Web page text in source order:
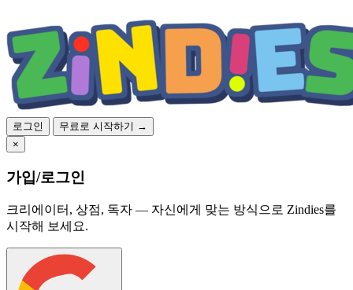
로그인
무료로 시작하기 →
×
가입/로그인
크리에이터, 상점, 독자 — 자신에게 맞는 방식으로 Zindies를
시작해 보세요.